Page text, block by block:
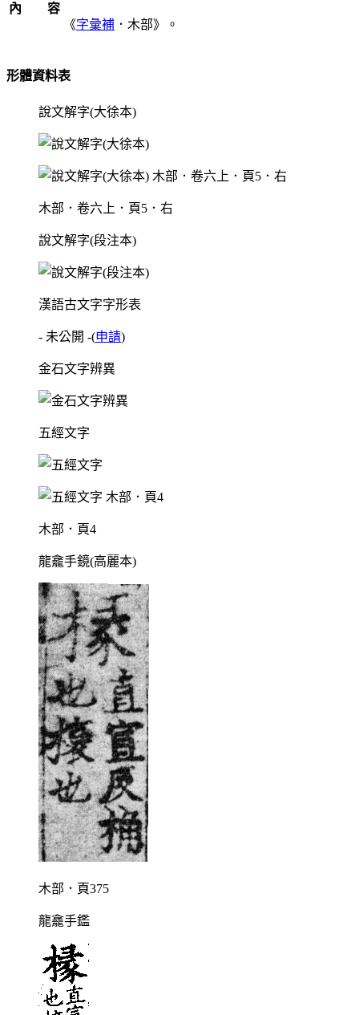
內 容
《字彙補 ．木部》。
形體資料表
說文解字(大徐本)
木部．卷六上．頁5．右
說文解字(段注本)
漢語古文字字形表
- 未公開 -(申請)
金石文字辨異
五經文字
木部．頁4
龍龕手鏡(高麗本)
木部．頁375
龍龕手鑑